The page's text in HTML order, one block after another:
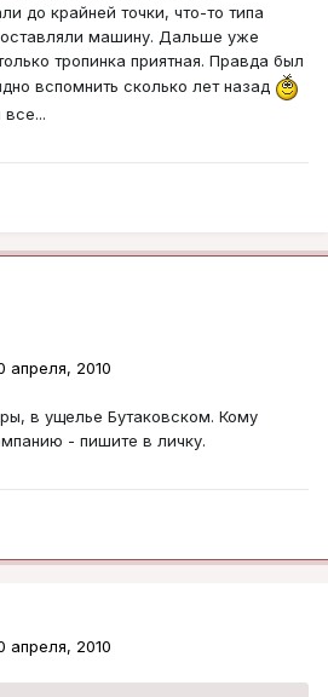
до крайней точки, что-то типа
машину. Дальше уже
тропинка приятная. Правда был
вспомнить сколько лет назад
апреля, 2010
в ущелье Бутаковском. Кому
- пишите в личку.
апреля, 2010